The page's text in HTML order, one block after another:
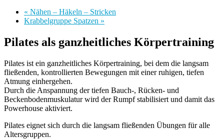
« Nähen – Häkeln – Stricken
Krabbelgruppe Spatzen »
Pilates als ganzheitliches Körpertraining
Pilates ist ein ganzheitliches Körpertraining, bei dem die langsam
fließenden, kontrollierten Bewegungen mit einer ruhigen, tiefen
Atmung einhergehen.
Durch die Anspannung der tiefen Bauch-, Rücken- und
Beckenbodenmuskulatur wird der Rumpf stabilisiert und damit das
Powerhouse aktiviert.
Pilates eignet sich durch die langsam fließenden Übungen für alle
Altersgruppen.